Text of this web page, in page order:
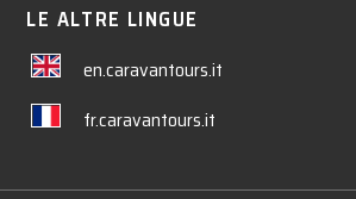
LE ALTRE LINGUE
en.caravantours.it
fr.caravantours.it